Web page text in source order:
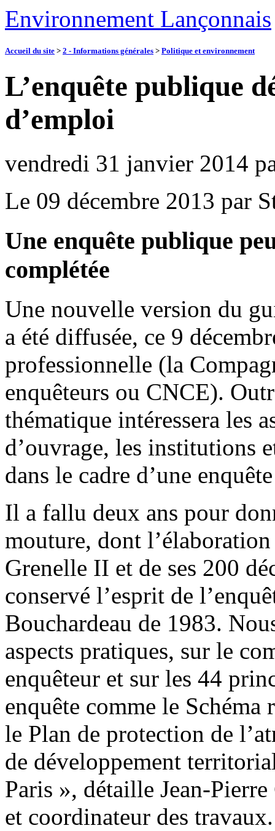
Environnement Lançonnais
Accueil du site > 2 - Informations générales > Politique et environnement
L’enquête publique
d’emploi
vendredi 31 janvier 2014
Le 09 décembre 2013 par
Une enquête publique
complétée
Une nouvelle version du
a été diffusée, ce 9
professionnelle (la
enquêteurs ou CNCE).
thématique intéressera les
d’ouvrage, les institutions
dans le cadre d’une
Il a fallu deux ans pour
mouture, dont
Grenelle II et de ses 200
conservé l’esprit de
Bouchardeau de 1983.
aspects pratiques, sur le
enquêteur et sur les 44
enquête comme le
le Plan de protection de
de développement
Paris », détaille Jean-
et coordinateur des travaux.